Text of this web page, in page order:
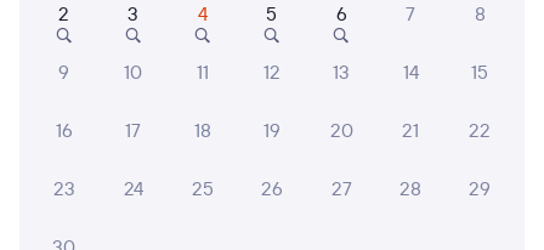
Отель Отель
2 3 4 5 6 7 8
9 10 11 12 13 14 15
16 17 18 19 20 21 22
23 24 25 26 27 28 29